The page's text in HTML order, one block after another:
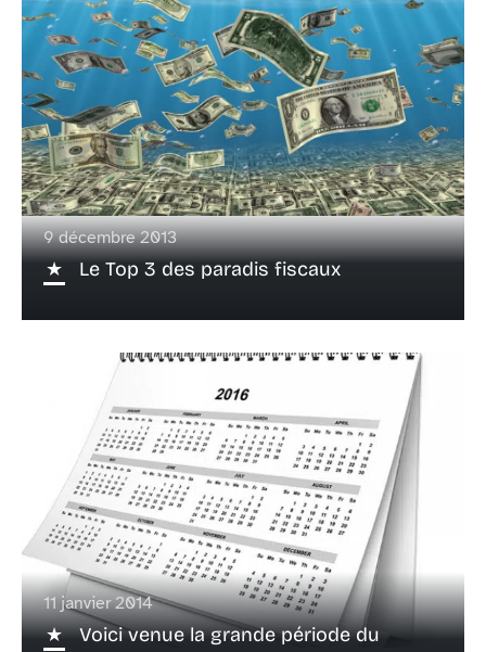
9 décembre 2013
Le Top 3 des paradis fiscaux
11 janvier 2014
Voici venue la grande période du